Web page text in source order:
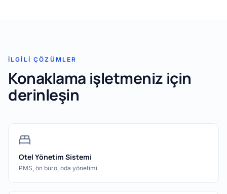
İLGILI ÇÖZÜMLER
Konaklama işletmeniz için
derinleşin
Otel Yönetim Sistemi
PMS, ön büro, oda yönetimi